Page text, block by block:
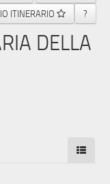
ITINERARIO
?
DELLA